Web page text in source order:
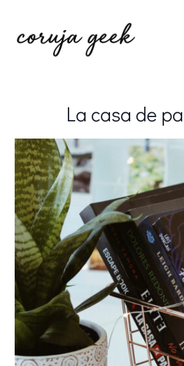
La casa de